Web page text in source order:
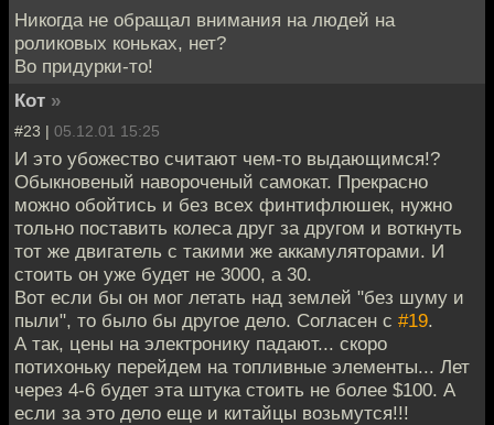
Никогда не обращал внимания на людей на
роликовых коньках, нет?
Во придурки-то!
Кот »
#23 | 05.12.01 15:25
И это убожество считают чем-то выдающимся!?
Обыкновеный навороченый самокат. Прекрасно
можно обойтись и без всех финтифлюшек, нужно
тольно поставить колеса друг за другом и воткнуть
тот же двигатель с такими же аккамуляторами. И
стоить он уже будет не 3000, а 30.
Вот если бы он мог летать над землей "без шуму и
пыли", то было бы другое дело. Согласен с #19.
А так, цены на электронику падают... скоро
потихоньку перейдем на топливные элементы... Лет
через 4-6 будет эта штука стоить не более $100. А
если за это дело еще и китайцы возьмутся!!!